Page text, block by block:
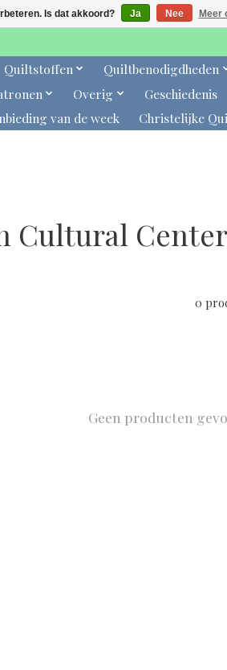
Quiltstoffen Quiltbenodigdheden
Overig Geschiedenis
van de week
Christelijke
Cultural Center
0
Geen producten
Is dat akkoord? Ja Nee Meer